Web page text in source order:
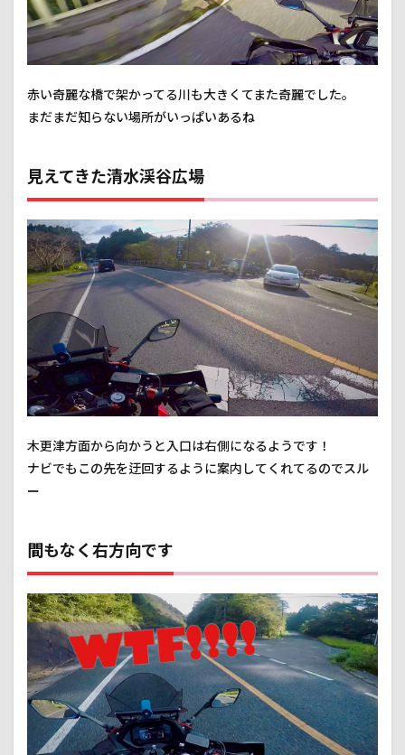
赤い奇麗な橋で架かってる川も大きくてまた奇麗でした。
まだまだ知らない場所がいっぱいあるね
見えてきた清水渓谷広場
木更津方面から向かうと入口は右側になるようです！
ナビでもこの先を迂回するように案内してくれてるのでスル
ー
間もなく右方向です